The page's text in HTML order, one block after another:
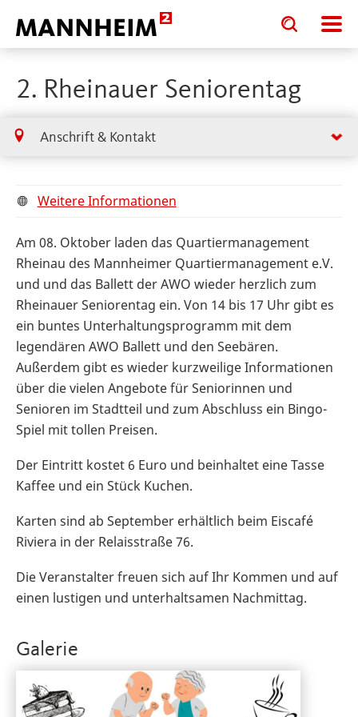
Toggle
search
input
Toggle
search
input
2. Rheinauer Seniorentag
Anschrift & Kontakt
Weitere Informationen
Am 08. Oktober laden das Quartiermanagement
Rheinau des Mannheimer Quartiermanagement e.V.
und und das Ballett der AWO wieder herzlich zum
Rheinauer Seniorentag ein. Von 14 bis 17 Uhr gibt es
ein buntes Unterhaltungsprogramm mit dem
legendären AWO Ballett und den Seebären.
Außerdem gibt es wieder kurzweilige Informationen
über die vielen Angebote für Seniorinnen und
Senioren im Stadtteil und zum Abschluss ein Bingo-
Spiel mit tollen Preisen.
Der Eintritt kostet 6 Euro und beinhaltet eine Tasse
Kaffee und ein Stück Kuchen.
Karten sind ab September erhältlich beim Eiscafé
Riviera in der Relaisstraße 76.
Die Veranstalter freuen sich auf Ihr Kommen und auf
einen lustigen und unterhaltsamen Nachmittag.
Galerie